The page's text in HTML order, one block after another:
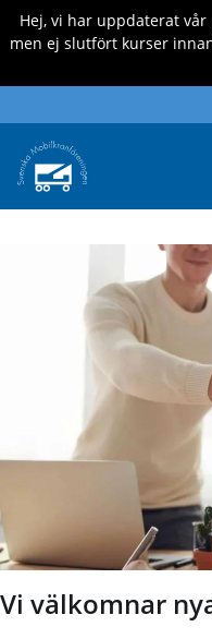
Hej, vi har uppdaterat
men ej slutfört kurser
Vi välkomnar